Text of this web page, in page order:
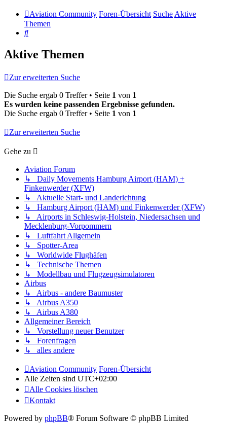
Aviation Community Foren-Übersicht SucheAktive
Themen
Suche
Aktive Themen
Zur erweiterten Suche
Die Suche ergab 0 Treffer • Seite 1 von 1
Es wurden keine passenden Ergebnisse gefunden.
Die Suche ergab 0 Treffer • Seite 1 von 1
Zur erweiterten Suche
Gehe zu
Aviation Forum
↳ Daily Movements Hamburg Airport (HAM) +
Finkenwerder (XFW)
↳ Aktuelle Start- und Landerichtung
↳ Hamburg Airport (HAM) und Finkenwerder (XFW)
↳ Airports in Schleswig-Holstein, Niedersachsen und
Mecklenburg-Vorpommern
↳ Luftfahrt Allgemein
↳ Spotter-Area
↳ Worldwide Flughäfen
↳ Technische Themen
↳ Modellbau und Flugzeugsimulatoren
Airbus
↳ Airbus - andere Baumuster
↳ Airbus A350
↳ Airbus A380
Allgemeiner Bereich
↳ Vorstellung neuer Benutzer
↳ Forenfragen
↳ alles andere
Aviation Community Foren-Übersicht
Alle Zeiten sind UTC+02:00
Alle Cookies löschen
Kontakt
Powered by phpBB® Forum Software © phpBB Limited